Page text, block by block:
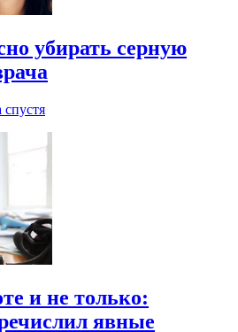
убирать серную
спустя
и не только:
явные